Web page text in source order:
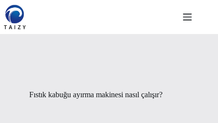
Skip
content
Fıstık kabuğu ayırma makinesi nasıl çalışır?